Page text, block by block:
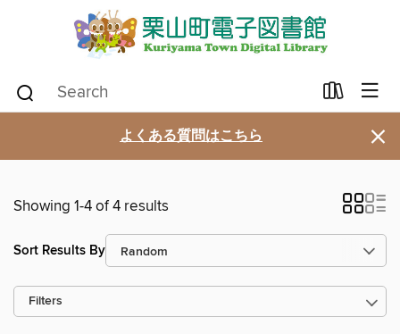
よくある質問はこちら ×
Showing 1-4 of 4 results
Sort Results By
Filters